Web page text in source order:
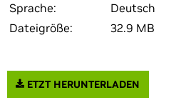
Sprache:
Deutsch
Dateigröße:
32.9 MB
ETZT HERUNTERLADEN